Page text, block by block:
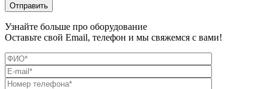
Узнайте больше про оборудование
Оставьте свой Email, телефон и мы свяжемся с вами!